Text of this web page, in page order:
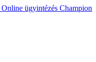
Online ügyintézés Champion